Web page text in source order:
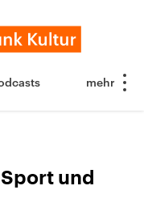
und